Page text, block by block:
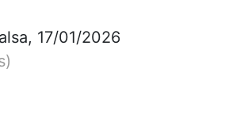
17/01/2026